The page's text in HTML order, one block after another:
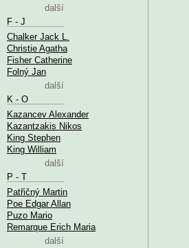
další
F - J
Chalker Jack L.
Christie Agatha
Fisher Catherine
Folný Jan
další
K - O
Kazancev Alexander
Kazantzakis Nikos
King Stephen
King William
další
P - T
Patřičný Martin
Poe Edgar Allan
Puzo Mario
Remarque Erich Maria
další